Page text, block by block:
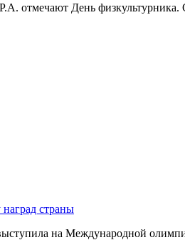
отмечают День физкультурника.
страны
на Международной